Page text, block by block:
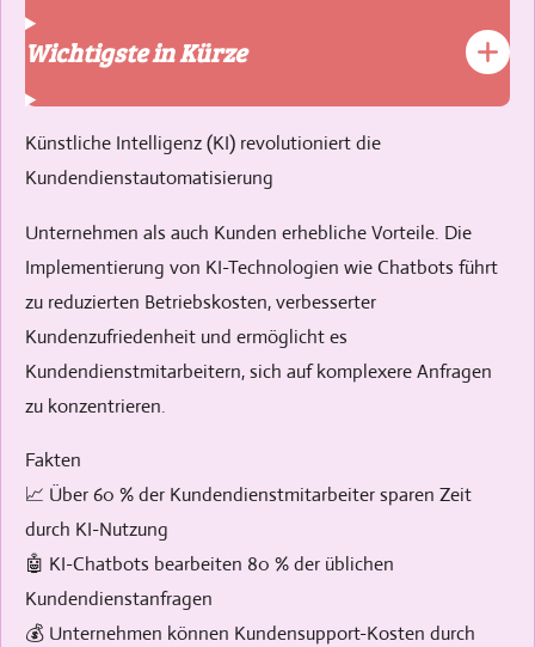
Wichtigste in Kürze
Künstliche Intelligenz (KI) revolutioniert die
Kundendienstautomatisierung
Unternehmen als auch Kunden erhebliche Vorteile. Die
Implementierung von KI-Technologien wie Chatbots führt
zu reduzierten Betriebskosten, verbesserter
Kundenzufriedenheit und ermöglicht es
Kundendienstmitarbeitern, sich auf komplexere Anfragen
zu konzentrieren.
Fakten
📈 Über 60 % der Kundendienstmitarbeiter sparen Zeit
durch KI-Nutzung
🤖 KI-Chatbots bearbeiten 80 % der üblichen
Kundendienstanfragen
💰 Unternehmen können Kundensupport-Kosten durch